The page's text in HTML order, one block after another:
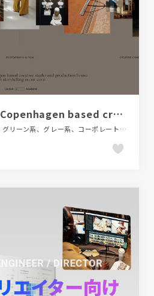
ALET | Agency is Copenhagen based creative studio and production house with storytelling in our core
エレガント、ギャラリー風、グリーン系、グレー系、コーポレートサイト、スクロールエフェクト、タイポグラフィー、ダイナミック、デザイン・アート・音楽・文芸、ナチュラル、ブラウン系、ベージュ・ゴールド系、ホワイト系、モーション多め、大きめ写真、海外サイト